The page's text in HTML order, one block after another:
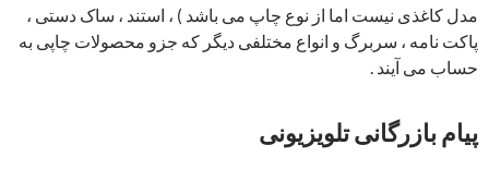
مدل کاغذی نیست اما از نوع چاپ می باشد ) ، استند ، ساک دستی ،
پاکت نامه ، سربرگ و انواع مختلفی دیگر که جزو محصولات چاپی به
حساب می آیند .
پیام بازرگانی تلویزیونی